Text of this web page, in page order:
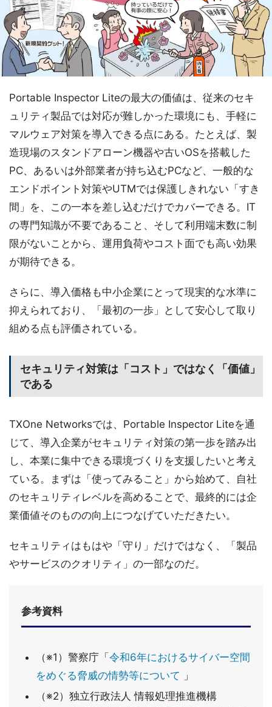
Portable Inspector Liteの最大の価値は、従来のセキ
ュリティ製品では対応が難しかった環境にも、手軽に
マルウェア対策を導入できる点にある。たとえば、製
造現場のスタンドアローン機器や古いOSを搭載した
PC、あるいは外部業者が持ち込むPCなど、一般的な
エンドポイント対策やUTMでは保護しきれない「すき
間」を、この一本を差し込むだけでカバーできる。IT
の専門知識が不要であること、そして利用端末数に制
限がないことから、運用負荷やコスト面でも高い効果
が期待できる。
さらに、導入価格も中小企業にとって現実的な水準に
抑えられており、「最初の一歩」として安心して取り
組める点も評価されている。
セキュリティ対策は「コスト」ではなく「価値」
である
TXOne Networksでは、Portable Inspector Liteを通
じて、導入企業がセキュリティ対策の第一歩を踏み出
し、本業に集中できる環境づくりを支援したいと考え
ている。まずは「使ってみること」から始めて、自社
のセキュリティレベルを高めることで、最終的には企
業価値そのものの向上につなげていただきたい。
セキュリティはもはや「守り」だけではなく、「製品
やサービスのクオリティ」の一部なのだ。
参考資料
（※1）警察庁「令和6年におけるサイバー空間
をめぐる脅威の情勢等について 」
（※2）独立行政法人 情報処理推進機構